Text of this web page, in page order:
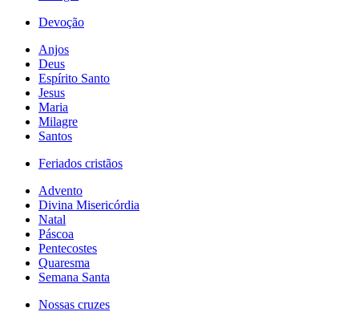
Devoção
Anjos
Deus
Espírito Santo
Jesus
Maria
Milagre
Santos
Feriados cristãos
Advento
Divina Misericórdia
Natal
Páscoa
Pentecostes
Quaresma
Semana Santa
Nossas cruzes